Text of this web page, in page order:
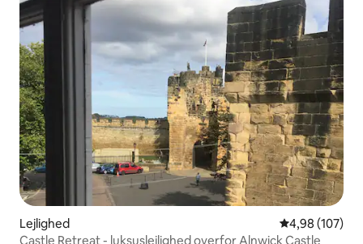
Lejlighed 4,98 ud af 5 i
4,98 (107)
Castle Retreat - luksuslejlighed overfor Alnwick Castle